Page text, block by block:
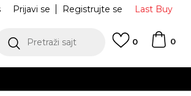
Last Buy
Prijavi se Registrujte se
Pretraži sajt 0
0